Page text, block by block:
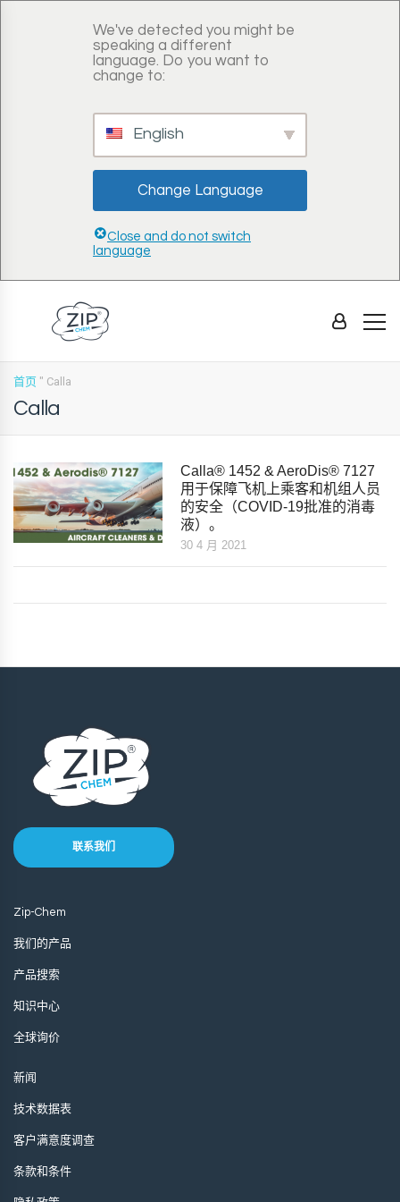
We've detected you might be
speaking a different
language. Do you want to
change to:
English
Change Language
Close and do not switch
language
首页 " Calla
Calla
Calla® 1452 & AeroDis® 7127
用于保障飞机上乘客和机组人员
的安全（COVID-19批准的消毒
液）。
30 4 月 2021
联系我们
Zip-Chem
我们的产品
产品搜索
知识中心
全球询价
新闻
技术数据表
客户满意度调查
条款和条件